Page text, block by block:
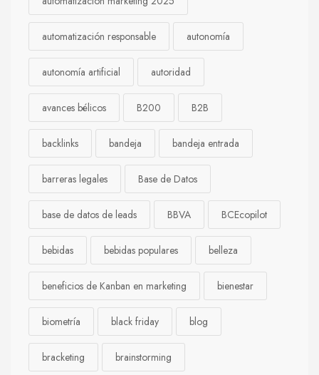
automatización responsable autonomía
autonomía artificial autoridad
avances bélicos B200 B2B
backlinks bandeja bandeja entrada
barreras legales Base de Datos
base de datos de leads BBVA BCEcopilot
bebidas bebidas populares belleza
beneficios de Kanban en marketing bienestar
biometría black friday blog
bracketing brainstorming